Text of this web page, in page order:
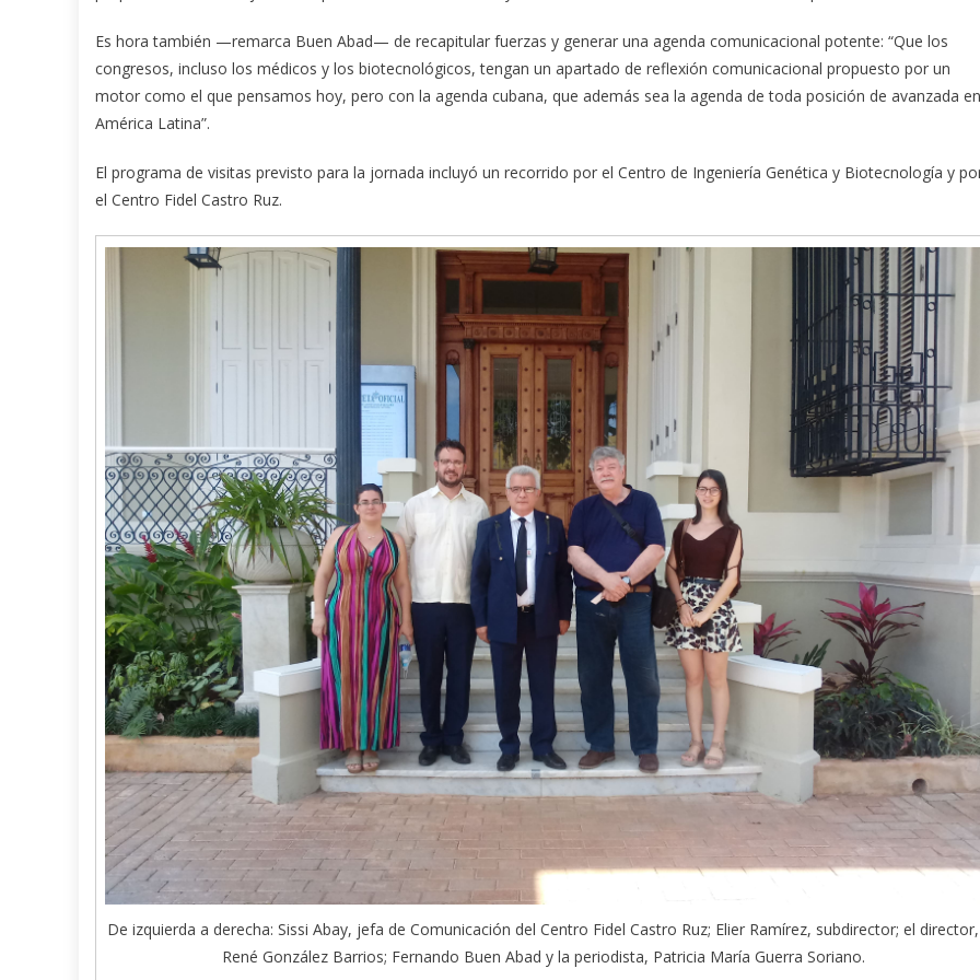
Es hora también —remarca Buen Abad— de recapitular fuerzas y generar una agenda comunicacional potente: “Que los
congresos, incluso los médicos y los biotecnológicos, tengan un apartado de reflexión comunicacional propuesto por un
motor como el que pensamos hoy, pero con la agenda cubana, que además sea la agenda de toda posición de avanzada en
América Latina”.
El programa de visitas previsto para la jornada incluyó un recorrido por el Centro de Ingeniería Genética y Biotecnología y
el Centro Fidel Castro Ruz.
De izquierda a derecha: Sissi Abay, jefa de Comunicación del Centro Fidel Castro Ruz; Elier Ramírez, subdirector; el director,
René González Barrios; Fernando Buen Abad y la periodista, Patricia María Guerra Soriano.